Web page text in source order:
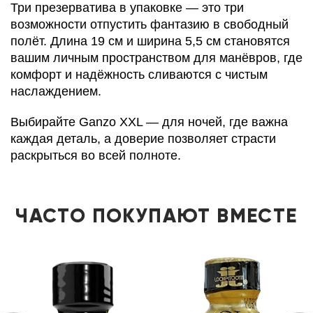
Три презерватива в упаковке — это три
возможности отпустить фантазию в свободный
полёт. Длина 19 см и ширина 5,5 см становятся
вашим личным пространством для манёвров, где
комфорт и надёжность сливаются с чистым
наслаждением.
Выбирайте Ganzo XXL — для ночей, где важна
каждая деталь, а доверие позволяет страсти
раскрыться во всей полноте.
ЧАСТО ПОКУПАЮТ ВМЕСТЕ